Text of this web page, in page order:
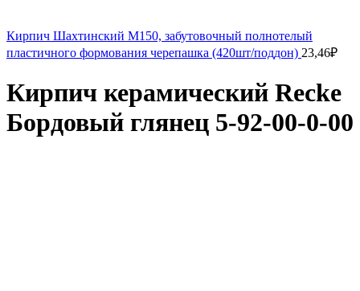
Кирпич Шахтинский М150, забутовочный полнотелый
пластичного формования черепашка (420шт/поддон) 23,46₽
Кирпич керамический Recke
Бордовый глянец 5-92-00-0-00